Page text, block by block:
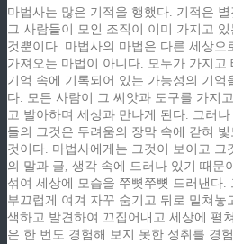
마법사는 많은 기적을 행했다. 기적은
그 사람들이 모인 조직이 이미 가지고
것뿐이다. 마법사의 마법은 다른 세상으
가져오는 마법이 아니다. 모두가 가지고
기억 속에 기록되어 있는 가능성의 기억
다. 모든 사람이 그 씨앗과 도구를 가지
고 발아하며 세상과 만나게 된다. 그러
들의 그것은 두려움의 장막 속에 갇혀
것이다. 마법사에게는 그것이 보이고 그
의 말과 글, 생각 속에 드러나 있기 때문
섞여 세상에 모습을 쭈뼛쭈뼛 드러낸다.
부끄럽게 여겨 자꾸 숨기고 뒤로 밀쳐
색하고 발견하여 끄집어내고 세상에 펼
은 한 번도 경험해 보지 못한 성취를 경